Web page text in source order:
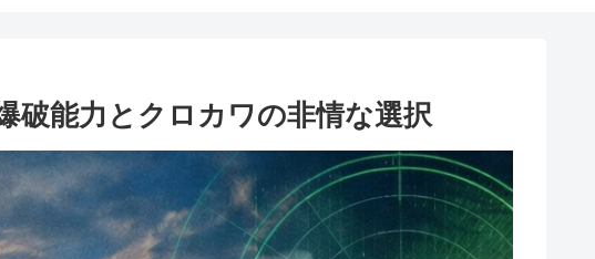
破能力とクロカワの非情な選択